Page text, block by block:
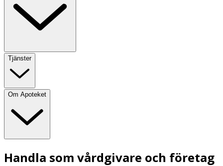
Tjänster
Om Apoteket
Handla som vårdgivare och företag